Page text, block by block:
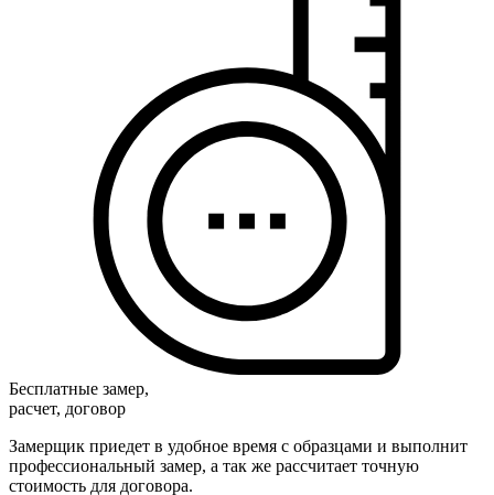
Бесплатные замер,
расчет, договор
Замерщик приедет в удобное время с образцами и выполнит
профессиональный замер, а так же рассчитает точную
стоимость для договора.